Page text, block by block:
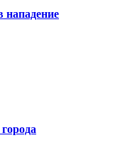
нападение